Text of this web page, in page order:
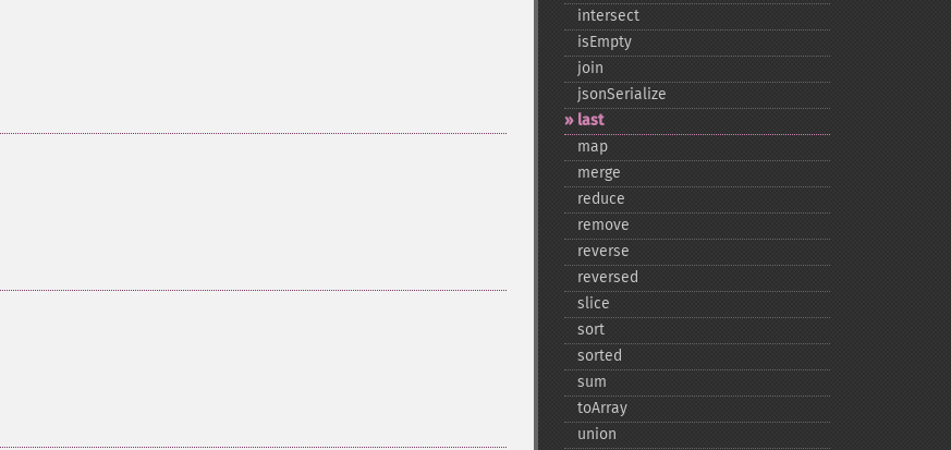
intersect
isEmpty
join
jsonSerialize
last
map
merge
reduce
remove
reverse
reversed
slice
sort
sorted
sum
toArray
union